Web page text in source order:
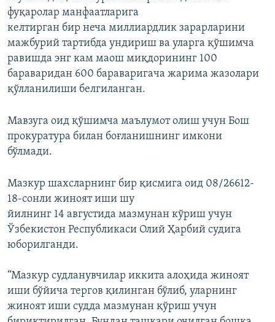
фуқаролар манфаатларига
келтирган бир неча миллиардлик зарарларини
мажбурий тартибда ундириш ва уларга қўшимча
равишда энг кам маош миқдорининг 100
бараваридан 600 бараваригача жарима жазолари
қўлланилиши белгиланган.
Мавзуга оид қўшимча маълумот олиш учун Бош
прокуратура билан боғланишнинг имкони
бўлмади.
Мазкур шахсларнинг бир қисмига оид 08/26612-
18-сонли жиноят иши шу
йилнинг 14 августида мазмунан кўриш учун
Ўзбекистон Республикаси Олий Ҳарбий судига
юборилганди.
“Мазкур судланувчилар иккита алоҳида жиноят
иши бўйича тергов қилинган бўлиб, уларнинг
жиноят иши судда мазмунан қўриш учун